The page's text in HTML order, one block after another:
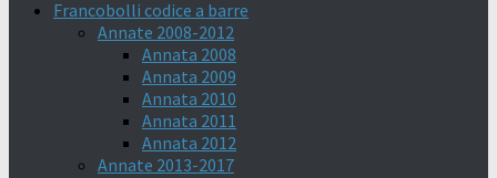
Francobolli codice a barre
Annate 2008-2012
Annata 2008
Annata 2009
Annata 2010
Annata 2011
Annata 2012
Annate 2013-2017